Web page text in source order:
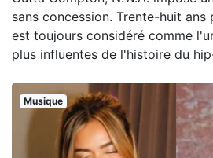
sans concession. Trente-huit
est toujours considéré comme
plus influentes de l'histoire du
Musique